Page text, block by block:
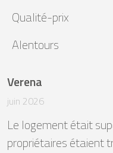
Qualité-prix
Alentours
Verena
juin 2026
Le logement était
propriétaires étaient